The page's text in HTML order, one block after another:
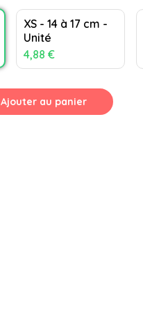
XS - 14 à 17 cm -
Unité
4,88 €
Ajouter au panier